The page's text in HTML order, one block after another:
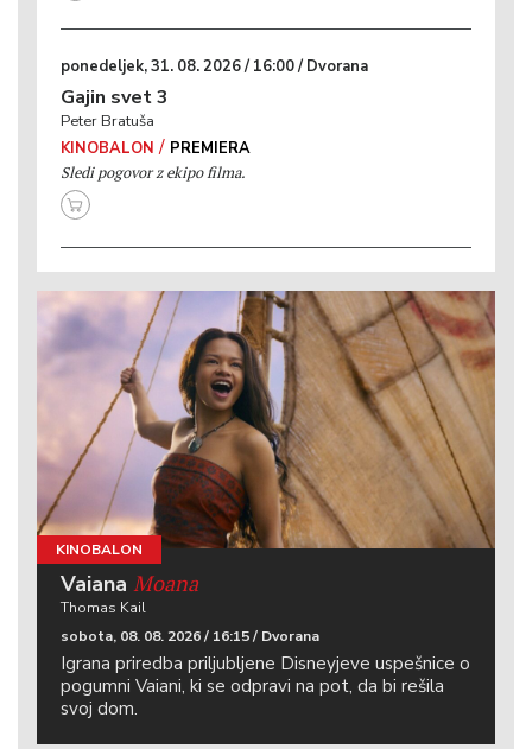
ponedeljek, 31. 08. 2026 / 16:00 / Dvorana
Gajin svet 3
Peter Bratuša
KINOBALON / PREMIERA
Sledi pogovor z ekipo filma.
KINOBALON
Vaiana Moana
Thomas Kail
sobota, 08. 08. 2026 / 16:15 / Dvorana
Igrana priredba priljubljene Disneyjeve uspešnice o
pogumni Vaiani, ki se odpravi na pot, da bi rešila
svoj dom.